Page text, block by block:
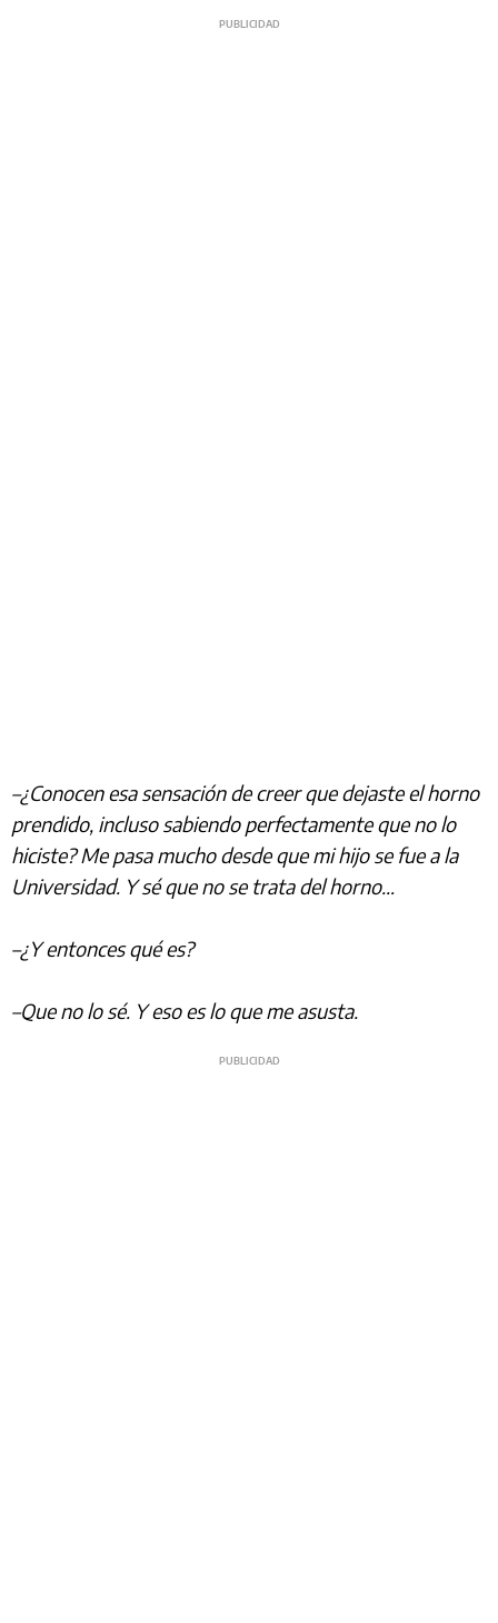
–¿Conocen esa sensación de creer que dejaste el horno
prendido, incluso sabiendo perfectamente que no lo
hiciste? Me pasa mucho desde que mi hijo se fue a la
Universidad. Y sé que no se trata del horno…
–¿Y entonces qué es?
–Que no lo sé. Y eso es lo que me asusta.